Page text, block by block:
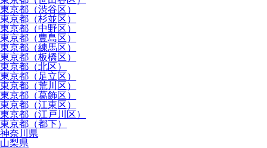
東京都（渋谷区）
東京都（杉並区）
東京都（中野区）
東京都（豊島区）
東京都（練馬区）
東京都（板橋区）
東京都（北区）
東京都（足立区）
東京都（荒川区）
東京都（葛飾区）
東京都（江東区）
東京都（江戸川区）
東京都（都下）
神奈川県
山梨県